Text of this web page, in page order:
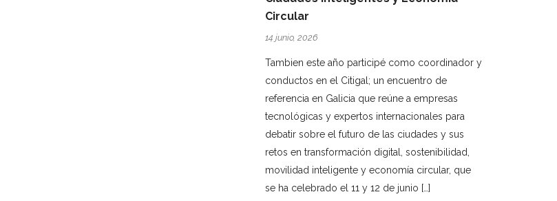
Circular
14 junio, 2026
Tambien este año participé como coordinador y
conductos en el Citigal; un encuentro de
referencia en Galicia que reúne a empresas
tecnológicas y expertos internacionales para
debatir sobre el futuro de las ciudades y sus
retos en transformación digital, sostenibilidad,
movilidad inteligente y economía circular, que
se ha celebrado el 11 y 12 de junio […]